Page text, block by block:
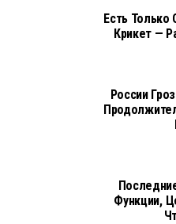
Есть
Крикет —
России
Функции,